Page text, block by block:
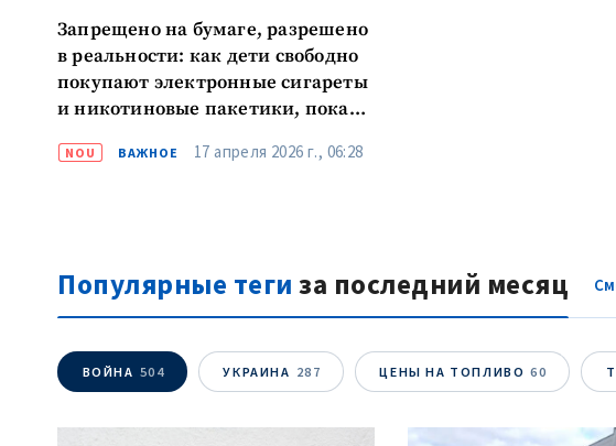
Запрещено на бумаге, разрешено
в реальности: как дети свободно
покупают электронные сигареты
и никотиновые пакетики, пока
законы «только в интересах
NOU ВАЖНОЕ 17 апреля 2026 г., 06:28
Популярные теги за последний месяц
ВОЙНА 504 УКРАИНА 287 ЦЕНЫ НА ТОПЛИВО 60